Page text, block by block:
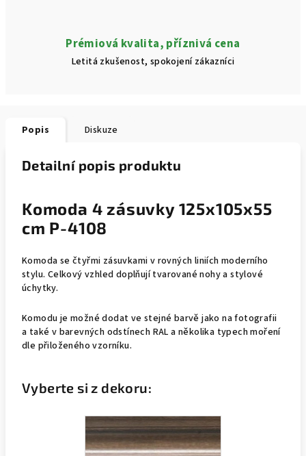
Prémiová kvalita, příznivá cena
Letitá zkušenost, spokojení zákazníci
Popis Diskuze
Detailní popis produktu
Komoda 4 zásuvky 125x105x55
cm P-4108
Komoda se čtyřmi zásuvkami v rovných liniích moderního
stylu. Celkový vzhled doplňují tvarované nohy a stylové
úchytky.
Komodu je možné dodat ve stejné barvě jako na fotografii
a také v barevných odstínech RAL a několika typech moření
dle přiloženého vzorníku.
Vyberte si z dekoru: